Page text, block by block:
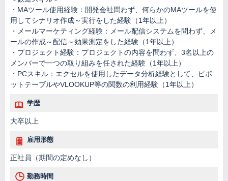
・MAツール使用経験：開発会社問わず、何らかのMAツールを使
用してシナリオ作成～実行をした経験（1年以上）
・メールマーケティング経験：メール配信システムを問わず、メ
ールの作成～配信～効果測定をした経験（1年以上）
・プロジェクト経験：プロジェクトの内容を問わず、3名以上の
メンバーで一つの取り組みを任された経験（1年以上）
・PCスキル：エクセルを使用したデータ分析経験として、ピボ
ットテーブルやVLOOKUP等の関数の利用経験（1年以上）
学歴
大卒以上
雇用形態
正社員（期間の定めなし）
勤務時間